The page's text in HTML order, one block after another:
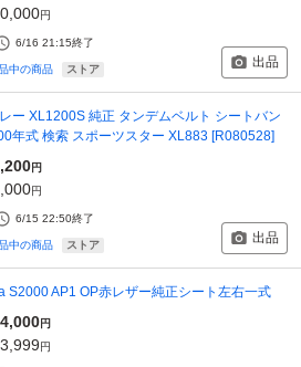
円
6/16 21:15終了
中の商品 ストア 出品
ー XL1200S 純正 タンデムベルト シートバン
年式 検索 スポーツスター XL883 [R080528]
円
円
6/15 22:50終了
中の商品 ストア 出品
S2000 AP1 OP赤レザー純正シート左右一式
円
円